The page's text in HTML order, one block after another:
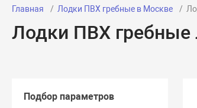
Главная Лодки ПВХ гребные в Москве
Лодки ПВХ
Подбор параметров